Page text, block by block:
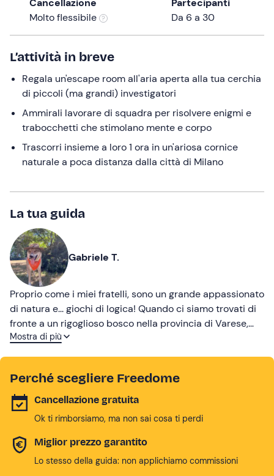
keyboard
shortcuts
for
changing
dates.
Cancellazione
Molto flessibile
Partecipanti
Da 6 a 30
L’attività in breve
Regala un'escape room all'aria aperta alla tua cerchia
di piccoli (ma grandi) investigatori
Ammirali lavorare di squadra per risolvere enigmi e
trabocchetti che stimolano mente e corpo
Trascorri insieme a loro 1 ora in un'ariosa cornice
naturale a poca distanza dalla città di Milano
La tua guida
Gabriele T.
Proprio come i miei fratelli, sono un grande appassionato
di natura e... giochi di logica! Quando ci siamo trovati di
fronte a un rigoglioso bosco nella provincia di Varese,
abbiamo dunque pensato di trasformarlo nel nostro
nostra irresistibile mascotte!
Mostra di più
Perché scegliere Freedome
Cancellazione gratuita
Ok ti rimborsiamo, ma non sai cosa ti perdi
Miglior prezzo garantito
Lo stesso della guida: non applichiamo commissioni